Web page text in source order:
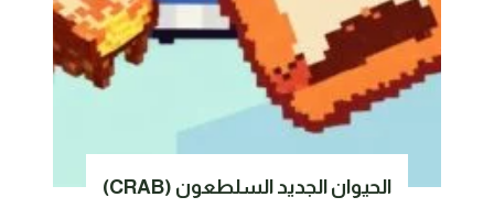
الحيوان الجديد السلطعون (CRAB)